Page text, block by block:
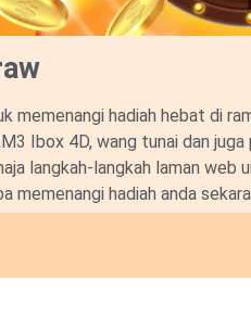
memenangi hadiah hebat di
Ibox 4D, wang tunai dan
langkah-langkah laman web
memenangi hadiah anda